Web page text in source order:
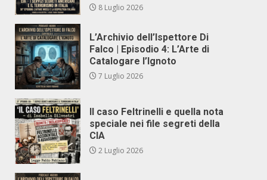
8 Luglio 2026
L’Archivio dell’Ispettore Di
Falco | Episodio 4: L’Arte di
Catalogare l’Ignoto
7 Luglio 2026
Il caso Feltrinelli e quella nota
speciale nei file segreti della
CIA
2 Luglio 2026